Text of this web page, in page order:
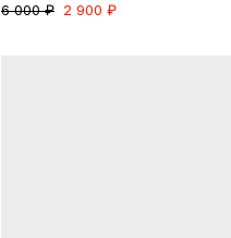
6 000 ₽ 2 900 ₽